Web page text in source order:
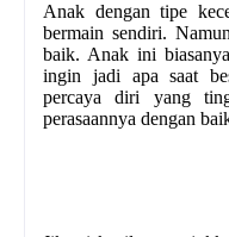
Anak dengan tipe
bermain sendiri.
baik. Anak ini
ingin jadi apa saat
percaya diri yang